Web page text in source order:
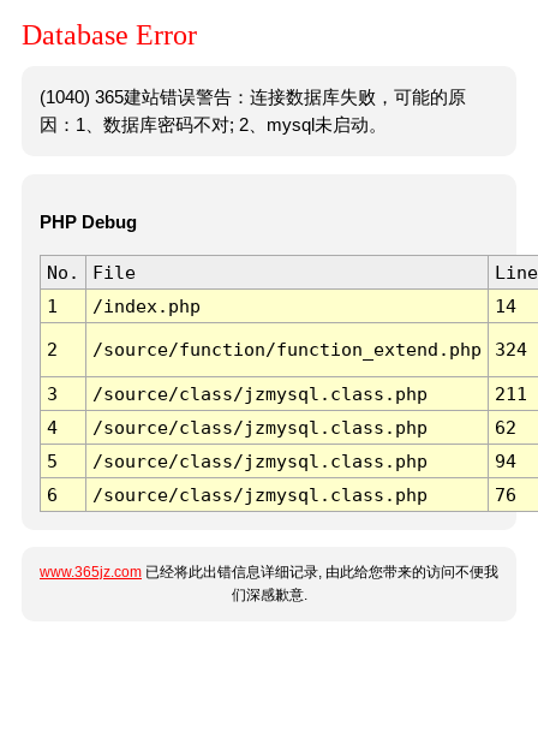
Database Error
(1040) 365建站错误警告：连接数据库失败，可能的原
因：1、数据库密码不对; 2、mysql未启动。
PHP Debug
No. File
Line
1
/index.php 14
2 /source/function/function_extend.php 324
3 /source/class/jzmysql.class.php
211
4
/source/class/jzmysql.class.php
62
5
/source/class/jzmysql.class.php
94
6
/source/class/jzmysql.class.php 76
www.365jz.com 已经将此出错信息详细记录, 由此给您带来的访问不便我
们深感歉意.